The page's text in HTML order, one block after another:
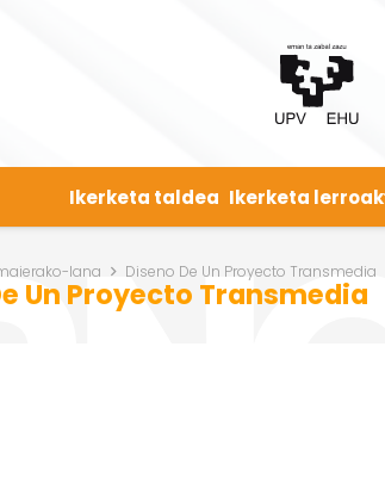
Ikerketa taldea Ikerketa lerroak
lana Diseno De Un Proyecto Transmedia
Un Proyecto Transmedia